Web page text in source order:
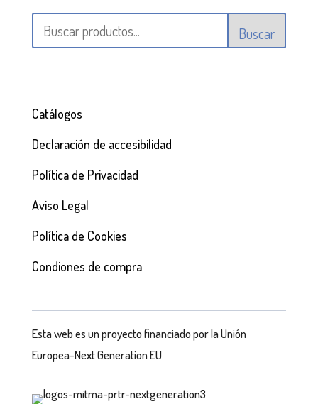
Buscar
Catálogos
Declaración de accesibilidad
Política de Privacidad
Aviso Legal
Política de Cookies
Condiones de compra
Esta web es un proyecto financiado por la Unión
Europea-Next Generation EU